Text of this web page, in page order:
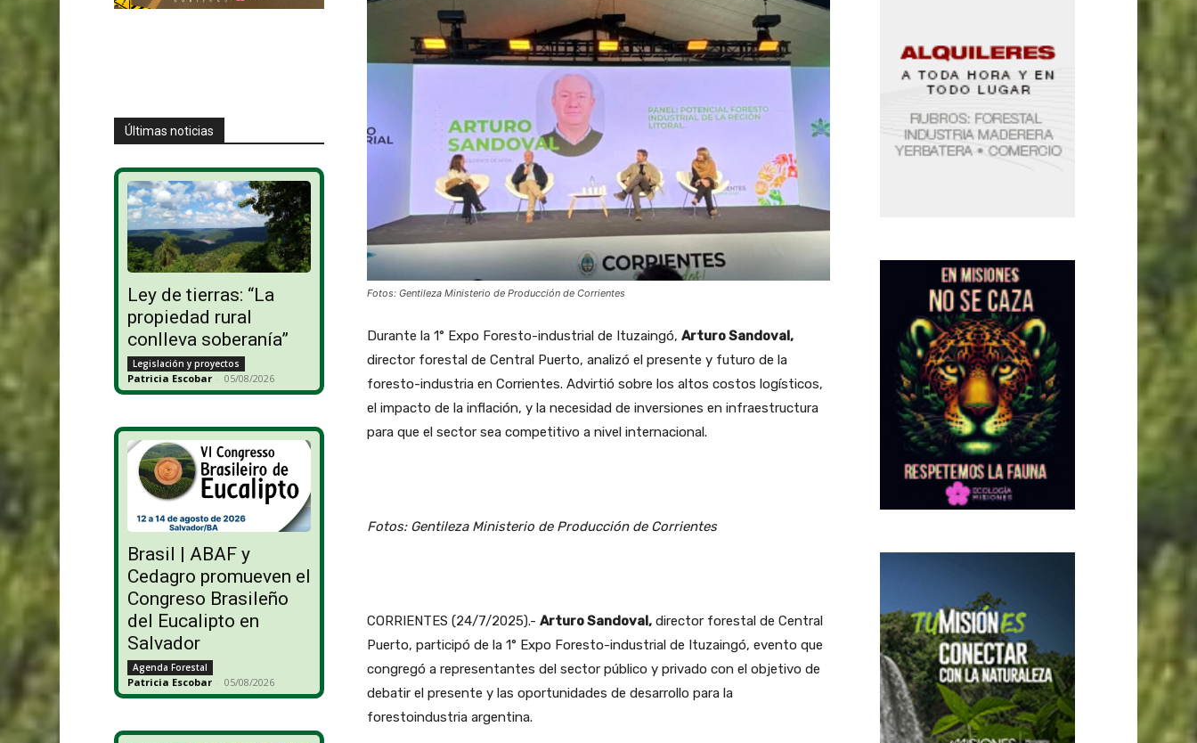
Últimas noticias
Ley de tierras: “La
propiedad rural
conlleva soberanía”
Legislación y proyectos
Patricia Escobar - 05/08/2026
Brasil | ABAF y
Cedagro promueven el
Congreso Brasileño
del Eucalipto en
Salvador
Agenda Forestal
Patricia Escobar - 05/08/2026
Fotos: Gentileza Ministerio de Producción de Corrientes
Durante la 1° Expo Foresto-industrial de Ituzaingó, Arturo Sandoval,
director forestal de Central Puerto, analizó el presente y futuro de la
foresto-industria en Corrientes. Advirtió sobre los altos costos logísticos,
el impacto de la inflación, y la necesidad de inversiones en infraestructura
para que el sector sea competitivo a nivel internacional.
Fotos: Gentileza Ministerio de Producción de Corrientes
CORRIENTES (24/7/2025).- Arturo Sandoval,director forestal de Central
Puerto, participó de la 1° Expo Foresto-industrial de Ituzaingó, evento que
congregó a representantes del sector público y privado con el objetivo de
debatir el presente y las oportunidades de desarrollo para la
forestoindustria argentina.